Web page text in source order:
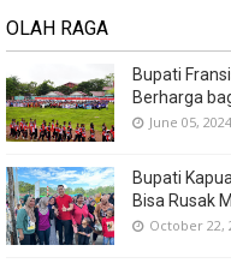
OLAH RAGA
Bupati
Berharga
June 05, 2024
Bupati
Bisa Rusak
October 22,